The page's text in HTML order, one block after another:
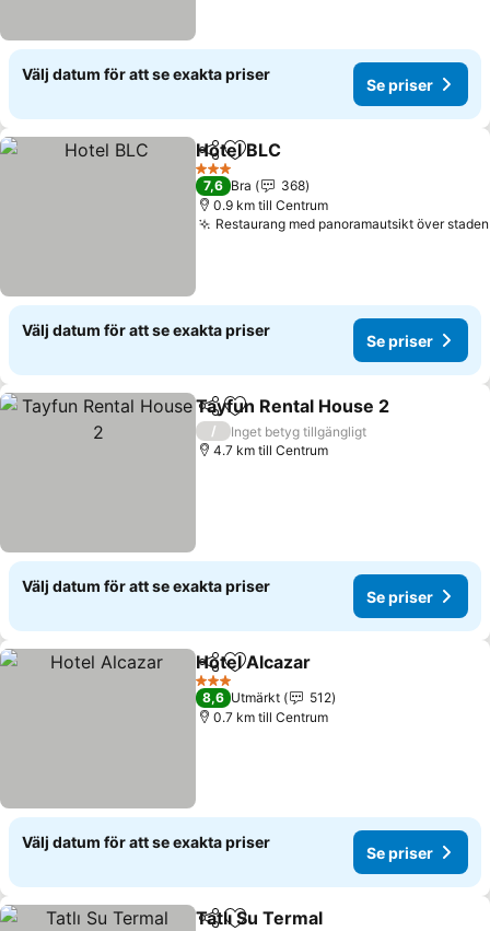
Välj datum för att se exakta priser
Se priser
Dela Lägg till i Mina Favoriter
Hotel BLC
3 Stjärnor
7,6 Bra
368
0.9 km till Centrum
Restaurang med panoramautsikt över staden
Välj datum för att se exakta priser
Se priser
Dela Lägg till i Mina Favoriter
Tayfun Rental House 2
/
Inget betyg tillgängligt
4.7 km till Centrum
Välj datum för att se exakta priser
Se priser
Dela Lägg till i Mina Favoriter
Hotel Alcazar
3 Stjärnor
8,6 Utmärkt
512
0.7 km till Centrum
Välj datum för att se exakta priser
Se priser
Tatlı Su Termal